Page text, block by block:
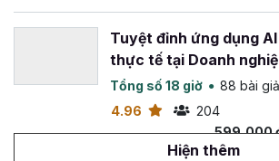
Tuyệt đỉnh ứng dụng
thực tế tại Doanh
Tổng số 18 giờ
88 bài
4.96
204
599,000
1,099,000
Hiện thêm